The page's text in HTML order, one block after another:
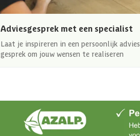
Adviesgesprek met een specialist
Laat je inspireren in een persoonlijk advies
gesprek om jouw wensen te realiseren